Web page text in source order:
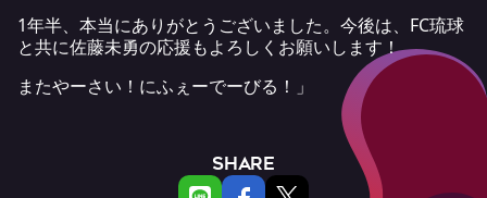
1年半、本当にありがとうございました。今後は、FC琉球
と共に佐藤未勇の応援もよろしくお願いします！
またやーさい！にふぇーでーびる！」
SHARE